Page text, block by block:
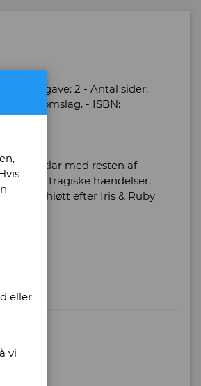
1 - Udgave: 2 - Antal sider:
på omslag. - ISBN:
raget uklar med resten af
de tragiske hændelser,
Schiøtt efter Iris & Ruby
eller
vi